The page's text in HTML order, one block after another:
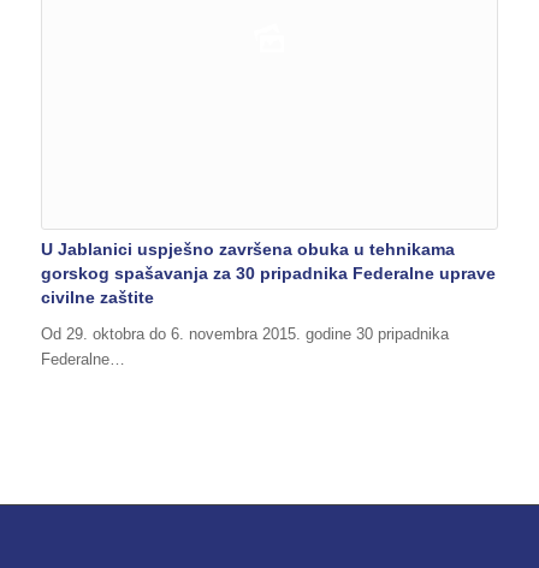
U Jablanici uspješno završena obuka u tehnikama
gorskog spašavanja za 30 pripadnika Federalne uprave
civilne zaštite
Od 29. oktobra do 6. novembra 2015. godine 30 pripadnika
Federalne…